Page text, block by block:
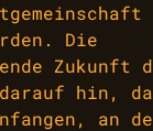
Die
Zukunft
hin,
an